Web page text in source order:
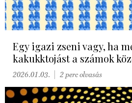
Egy igazi zseni vagy, ha
kakukktojást a számok
2026.01.03. 2 perc olvasás